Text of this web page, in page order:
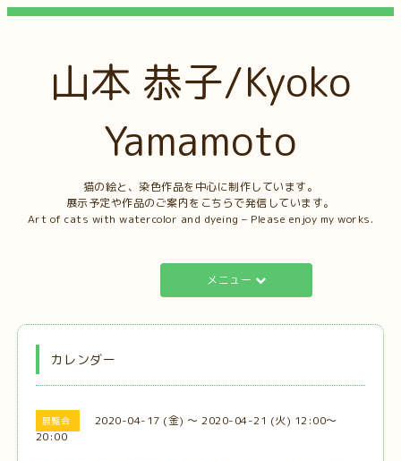
山本 恭子/Kyoko
Yamamoto
猫の絵と、染色作品を中心に制作しています。
展示予定や作品のご案内をこちらで発信しています。
Art of cats with watercolor and dyeing – Please enjoy my works.
メニュー
カレンダー
展覧会
2020-04-17 (金) ～ 2020-04-21 (火) 12:00～
20:00